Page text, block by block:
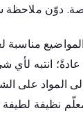
دوّن
مناسبة
انتبه لأي
المواد على
نظيفة لطيفة